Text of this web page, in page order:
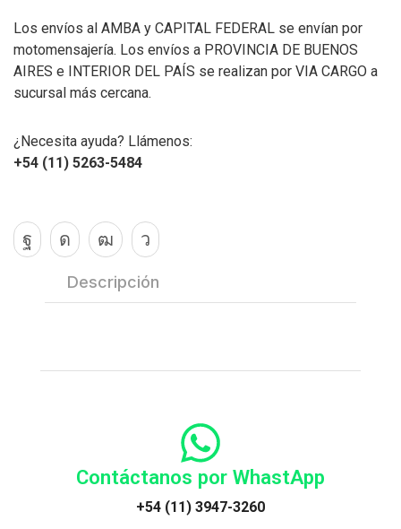
Los envíos al AMBA y CAPITAL FEDERAL se envían por
motomensajería. Los envíos a PROVINCIA DE BUENOS
AIRES e INTERIOR DEL PAÍS se realizan por VIA CARGO a
sucursal más cercana.
¿Necesita ayuda? Llámenos:
+54 (11) 5263-5484
Descripción
Contáctanos por WhastApp
+54 (11) 3947-3260